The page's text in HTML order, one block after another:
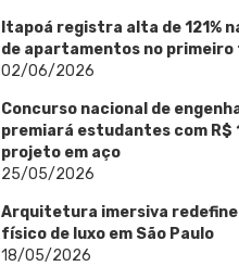
Itapoá registra alta de 121%
de apartamentos no
02/06/2026
Concurso nacional de
premiará estudantes com R$
projeto em aço
25/05/2026
Arquitetura imersiva redefine
físico de luxo em São Paulo
18/05/2026